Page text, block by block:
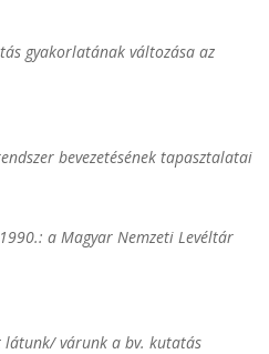
gyakorlatának változása az
bevezetésének tapasztalatai
a Magyar Nemzeti Levéltár
látunk/ várunk a bv. kutatás